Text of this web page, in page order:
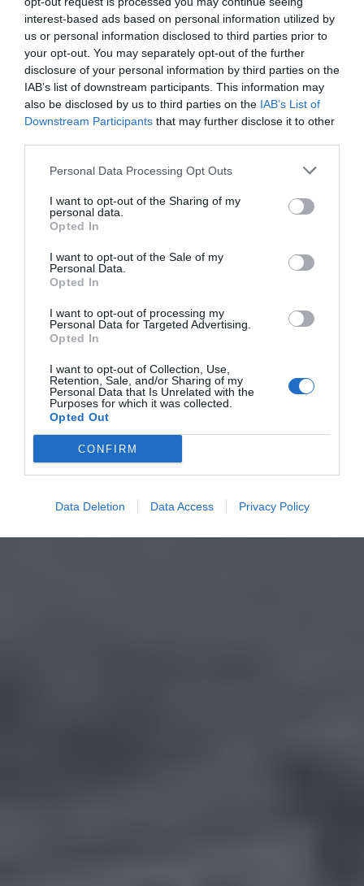
interest-based ads based on personal information utilized by
us or personal information disclosed to third parties prior to
your opt-out. You may separately opt-out of the further
disclosure of your personal information by third parties on the
IAB’s list of downstream participants. This information may
also be disclosed by us to third parties on the IAB’s List of
Downstream Participants that may further disclose it to other
Personal Data Processing Opt Outs
I want to opt-out of the Sharing of my
personal data.
Opted In
I want to opt-out of the Sale of my
Personal Data.
Opted In
I want to opt-out of processing my
Personal Data for Targeted Advertising.
Opted In
I want to opt-out of Collection, Use,
Retention, Sale, and/or Sharing of my
Personal Data that Is Unrelated with the
Purposes for which it was collected.
Opted Out
CONFIRM
Data Deletion Data Access Privacy Policy